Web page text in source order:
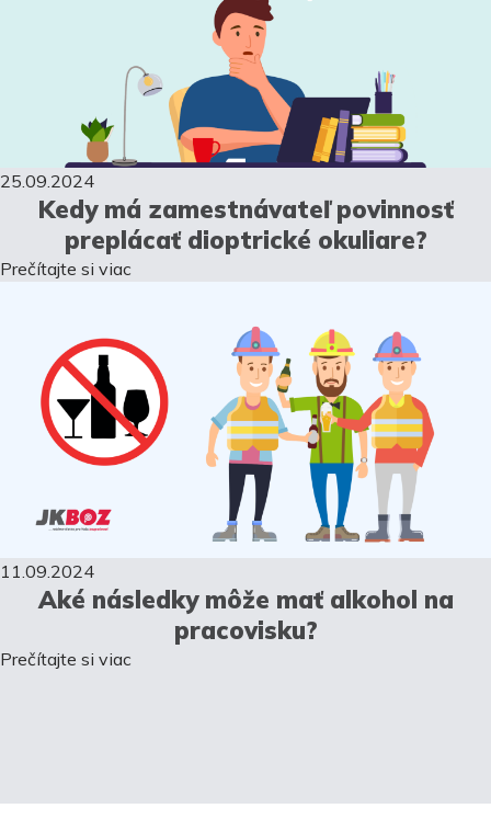
25.09.2024
Kedy má zamestnávateľ povinnosť
preplácať dioptrické okuliare?
Prečítajte si viac
11.09.2024
Aké následky môže mať alkohol na
pracovisku?
Prečítajte si viac